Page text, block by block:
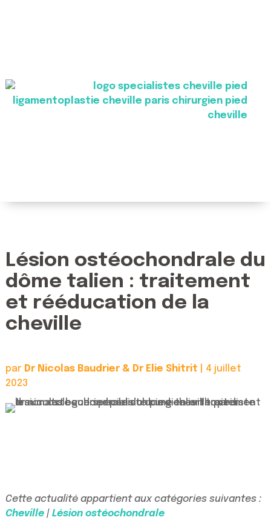
Lésion ostéochondrale du
dôme talien : traitement
et rééducation de la
cheville
par Dr Nicolas Baudrier & Dr Elie Shitrit
4 juillet
2023
Cette actualité appartient aux catégories suivantes :
Cheville| Lésion ostéochondrale